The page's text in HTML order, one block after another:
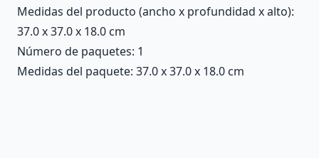
Medidas del producto (ancho x profundidad x alto):
37.0 x 37.0 x 18.0 cm
Número de paquetes: 1
Medidas del paquete: 37.0 x 37.0 x 18.0 cm